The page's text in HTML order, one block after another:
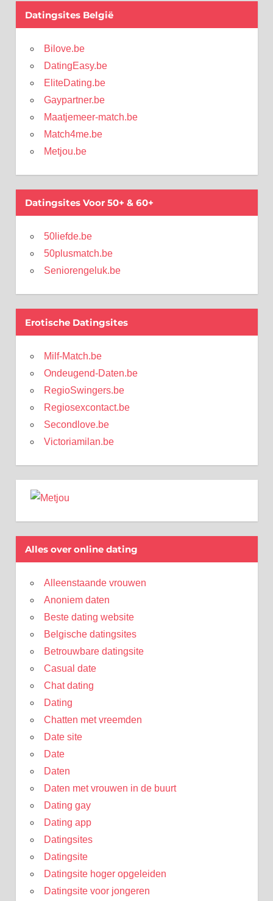
Datingsites België
Bilove.be
DatingEasy.be
EliteDating.be
Gaypartner.be
Maatjemeer-match.be
Match4me.be
Metjou.be
Datingsites Voor 50+ & 60+
50liefde.be
50plusmatch.be
Seniorengeluk.be
Erotische Datingsites
Milf-Match.be
Ondeugend-Daten.be
RegioSwingers.be
Regiosexcontact.be
Secondlove.be
Victoriamilan.be
Alles over online dating
Alleenstaande vrouwen
Anoniem daten
Beste dating website
Belgische datingsites
Betrouwbare datingsite
Casual date
Chat dating
Dating
Chatten met vreemden
Date site
Date
Daten
Daten met vrouwen in de buurt
Dating gay
Dating app
Datingsites
Datingsite
Datingsite hoger opgeleiden
Datingsite voor jongeren